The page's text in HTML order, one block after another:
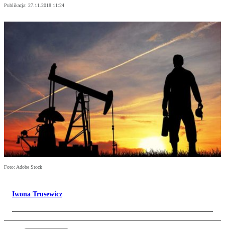
Publikacja: 27.11.2018 11:24
Foto: Adobe Stock
Iwona Trusewicz